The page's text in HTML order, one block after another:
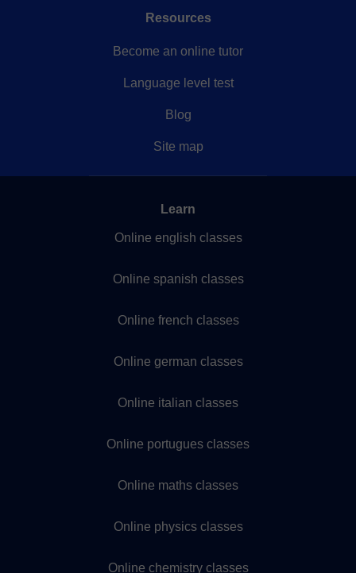
Resources
Become an online tutor
Language level test
Blog
Site map
Learn
Online english classes
Online spanish classes
Online french classes
Online german classes
Online italian classes
Online portugues classes
Online maths classes
Online physics classes
Online chemistry classes